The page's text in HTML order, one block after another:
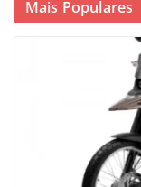
Mais Populares